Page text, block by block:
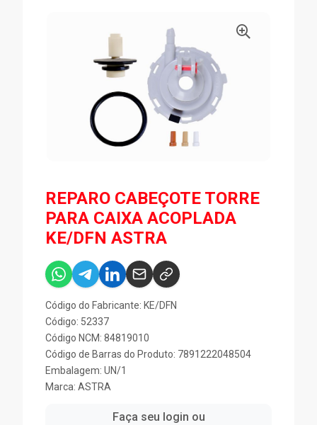
REPARO CABEÇOTE TORRE
PARA CAIXA ACOPLADA
KE/DFN ASTRA
Código do Fabricante: KE/DFN
Código: 52337
Código NCM: 84819010
Código de Barras do Produto: 7891222048504
Embalagem: UN/1
Marca: ASTRA
Faça seu login ou